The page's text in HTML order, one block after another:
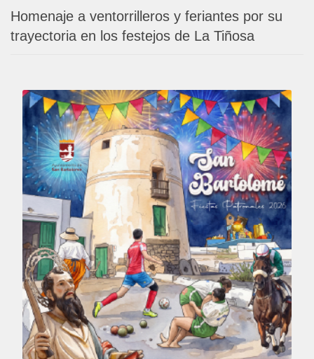
Homenaje a ventorrilleros y feriantes por su
trayectoria en los festejos de La Tiñosa